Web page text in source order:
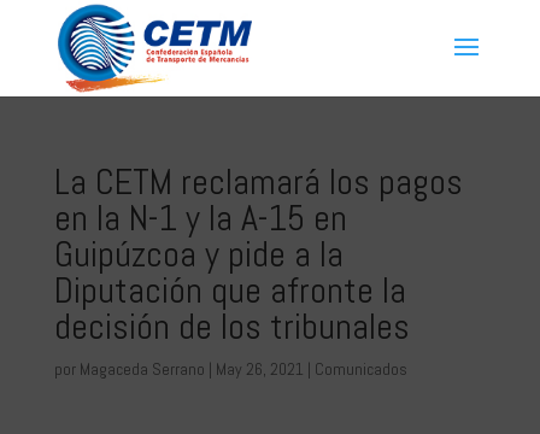
La CETM reclamará los pagos
en la N-1 y la A-15 en
Guipúzcoa y pide a la
Diputación que afronte la
decisión de los tribunales
por Magaceda Serrano | May 26, 2021 | Comunicados